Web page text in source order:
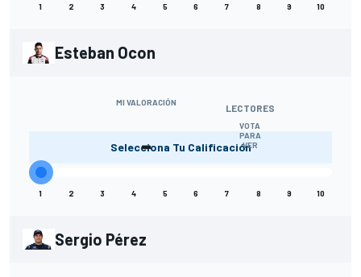
1 2 3 4 5 6 7 8 9 10
Esteban Ocon
MI VALORACIÓN
-
LECTORES
VOTA
PARA
VER
Selecciona Tu Calificación
1 2 3 4 5 6 7 8 9 10
Sergio Pérez